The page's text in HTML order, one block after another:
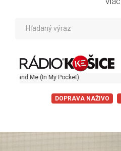
Pocket)
DOPRAVA NAŽIVO